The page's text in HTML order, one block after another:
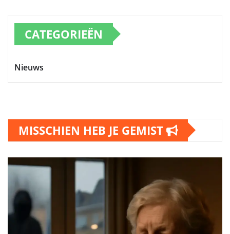
CATEGORIEËN
Nieuws
MISSCHIEN HEB JE GEMIST